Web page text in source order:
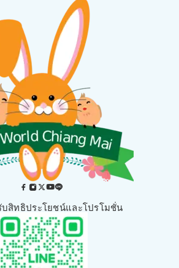
บสิทธิประโยชน์และโปรโมชั่น